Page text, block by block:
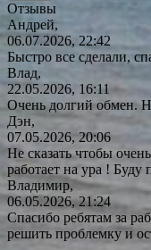
Отзывы
Андрей,
06.07.2026, 22:42
Быстро все сделали,
Влад,
22.05.2026, 16:11
Очень долгий обмен.
Дэн,
07.05.2026, 20:06
Не сказать чтобы
работает на ура ! Буду
Владимир,
06.05.2026, 21:24
Спасибо ребятам за
решить проблемку и